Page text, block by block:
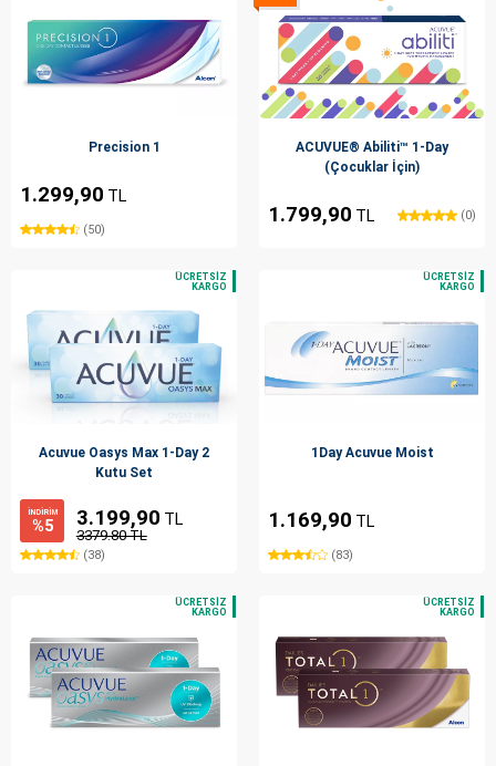
Precision 1
1.299,90 TL
(50)
ACUVUE® Abiliti™ 1-Day
(Çocuklar İçin)
1.799,90 TL (0)
Acuvue Oasys Max 1-Day 2
Kutu Set
İNDİRİM
%5 3.199,90 TL
3379.80 TL
(38)
1Day Acuvue Moist
1.169,90 TL
(83)